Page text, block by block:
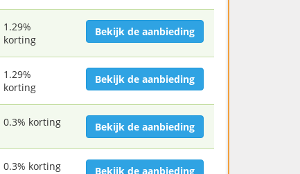
1.29%
korting
Bekijk de aanbieding
1.29%
korting
Bekijk de aanbieding
0.3% korting Bekijk de aanbieding
0.3% korting Bekijk de aanbieding